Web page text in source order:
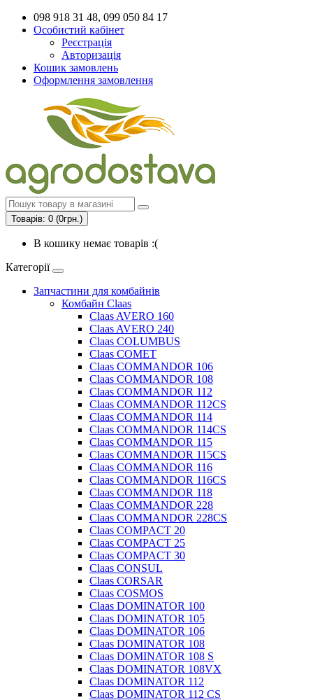
098 918 31 48, 099 050 84 17
Особистий кабінет
Реєстрація
Авторизація
Кошик замовлень
Оформлення замовлення
Товарів: 0 (0грн.)
В кошику немає товарів :(
Категорії
Запчастини для комбайнів
Комбайн Claas
Claas AVERO 160
Claas AVERO 240
Claas COLUMBUS
Claas COMET
Claas COMMANDOR 106
Claas COMMANDOR 108
Claas COMMANDOR 112
Claas COMMANDOR 112CS
Claas COMMANDOR 114
Claas COMMANDOR 114CS
Claas COMMANDOR 115
Claas COMMANDOR 115CS
Claas COMMANDOR 116
Claas COMMANDOR 116CS
Claas COMMANDOR 118
Claas COMMANDOR 228
Claas COMMANDOR 228CS
Claas COMPACT 20
Claas COMPACT 25
Claas COMPACT 30
Claas CONSUL
Claas CORSAR
Claas COSMOS
Claas DOMINATOR 100
Claas DOMINATOR 105
Claas DOMINATOR 106
Claas DOMINATOR 108
Claas DOMINATOR 108 S
Claas DOMINATOR 108VX
Claas DOMINATOR 112
Claas DOMINATOR 112 CS